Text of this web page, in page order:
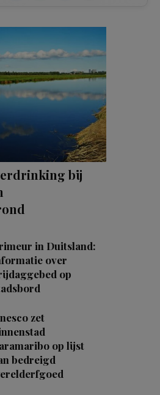
bij
in Duitsland:
over
op
zet
op lijst
bedreigd